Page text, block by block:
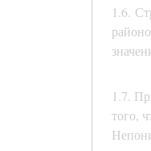
1.6.
1.7.
того,